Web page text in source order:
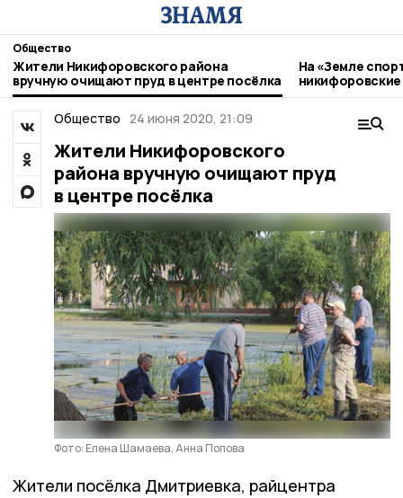
Общество
Жители Никифоровского района
вручную очищают пруд в центре посёлка
На «Земле
Общество 24 июня 2020, 21:09
Жители Никифоровского
района вручную очищают пруд
в центре посёлка
Фото: Елена Шамаева, Анна Попова
Жители посёлка Дмитриевка, райцентра